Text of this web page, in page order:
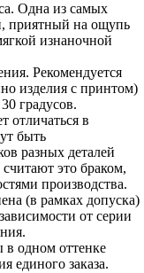
Одна из самых
приятный на ощупь
изнаночной
Рекомендуется
изделия с принтом)
градусов.
в
быть
разных деталей
это браком,
производства.
(в рамках допуска)
от серии
в одном оттенке
единого заказа.